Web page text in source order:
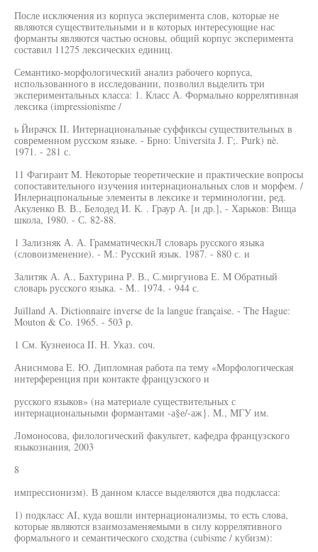
После исключения из корпуса эксперимента слов, которые не
являются существительными и в которых интересующие нас
форманты являются частью основы, общий корпус эксперимента
составил 11275 лексических единиц.
Семантико-морфологический анализ рабочего корпуса,
использованного в исследовании, позволил выделить три
экспериментальных класса: 1. Класс А. Формально коррелятивная
лексика (impressionisme /
ь Йирачск II. Интернациональные суффиксы существительных в
современном русском языке. - Брно: Universita J. Г;. Purk) nè.
1971. - 281 с.
11 Фагираит M. Некоторые теоретические и практические вопросы
сопоставительного изучения интернациональных слов и морфем. /
Инлернацпональные элементы в лексике и терминологии, ред.
Акуленко В. В., Белодед И. К. . Граур А. [и др.], - Харьков: Вища
школа, 1980. - С. 82-88.
1 Зализняк А. А. ГрамматическнЛ словарь русского языка
(словоизменение). - М.: Русский язык. 1987. - 880 с. и
Залитяк А. А., Бахтурина Р. В., С.миргуиова Е. M Обратный
словарь русского языка. - M.. 1974. - 944 с.
Juïlland A. Dictionnaire inverse de la langue française. - The Hague:
Mouton & Co. 1965. - 503 p.
1 См. Кузнеиоса II. H. Указ. соч.
Аниснмова E. Ю. Дипломная работа па тему «Морфологическая
интерференция при контакте французского и
русского языков» (на материале существительных с
интернациональными формантами -а§е/-аж}. M., МГУ им.
Ломоносова, филологический факультет, кафедра французского
языкознания, 2003
8
импрессионизм). В данном классе выделяются два подкласса:
1) подкласс AI, куда вошли интернационализмы, то есть слова,
которые являются взаимозаменяемыми в силу коррелятивного
формального и семантического сходства (cubisme / кубизм):